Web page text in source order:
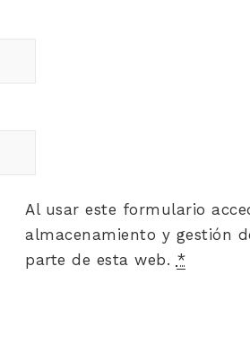
Al usar este formulario
almacenamiento y gestión
parte de esta web. *